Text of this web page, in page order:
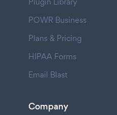
POWR Business
Plans & Pricing
HIPAA Forms
Email Blast
Company